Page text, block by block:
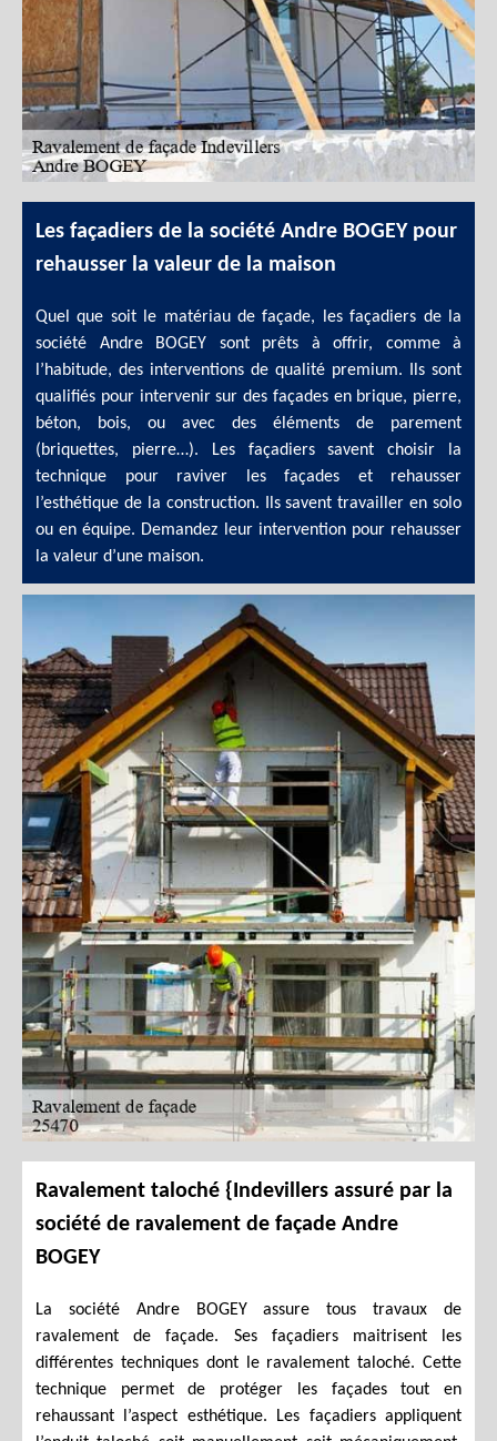
Les façadiers de la société Andre BOGEY pour
rehausser la valeur de la maison
Quel que soit le matériau de façade, les façadiers de la
société Andre BOGEY sont prêts à offrir, comme à
l’habitude, des interventions de qualité premium. Ils sont
qualifiés pour intervenir sur des façades en brique, pierre,
béton, bois, ou avec des éléments de parement
(briquettes, pierre…). Les façadiers savent choisir la
technique pour raviver les façades et rehausser
l’esthétique de la construction. Ils savent travailler en solo
ou en équipe. Demandez leur intervention pour rehausser
la valeur d’une maison.
Ravalement taloché {Indevillers assuré par la
société de ravalement de façade Andre
BOGEY
La société Andre BOGEY assure tous travaux de
ravalement de façade. Ses façadiers maitrisent les
différentes techniques dont le ravalement taloché. Cette
technique permet de protéger les façades tout en
rehaussant l’aspect esthétique. Les façadiers appliquent